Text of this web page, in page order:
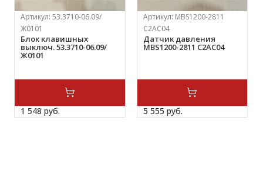
Артикул:53.3710-06.09/
Ж0101
Блок клавишных
выключ. 53.3710-06.09/
Ж0101
1 548 руб.
Артикул: MBS1200-2811
C2AC04
Датчик давления
MBS1200-2811 C2AC04
5 555 руб.